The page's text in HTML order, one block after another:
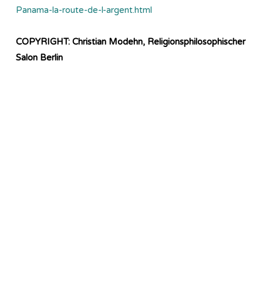
Panama-la-route-de-l-argent.html
COPYRIGHT: Christian Modehn, Religionsphilosophischer
Salon Berlin